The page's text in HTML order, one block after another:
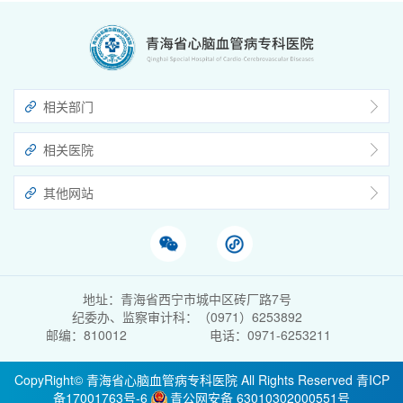
相关部门
相关医院
其他网站
地址：青海省西宁市城中区砖厂路7号
纪委办、监察审计科：（0971）6253892
邮编：810012
电话：0971-6253211
CopyRight© 青海省心脑血管病专科医院 All Rights Reserved 青ICP
备17001763号-6
青公网安备 63010302000551号